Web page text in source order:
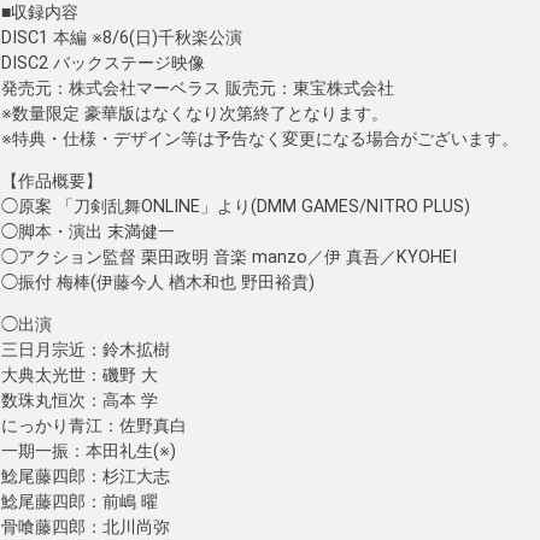
■収録内容
DISC1 本編 ※8/6(日)千秋楽公演
DISC2 バックステージ映像
発売元：株式会社マーベラス 販売元：東宝株式会社
※数量限定 豪華版はなくなり次第終了となります。
※特典・仕様・デザイン等は予告なく変更になる場合がございます。
【作品概要】
◯原案 「刀剣乱舞ONLINE」より(DMM GAMES/NITRO PLUS)
◯脚本・演出 末満健一
◯アクション監督 栗田政明 音楽 manzo／伊 真吾／KYOHEI
◯振付 梅棒(伊藤今人 楢木和也 野田裕貴)
◯出演
三日月宗近：鈴木拡樹
大典太光世：磯野 大
数珠丸恒次：高本 学
にっかり青江：佐野真白
一期一振：本田礼生(※)
鯰尾藤四郎：杉江大志
鯰尾藤四郎：前嶋 曜
骨喰藤四郎：北川尚弥